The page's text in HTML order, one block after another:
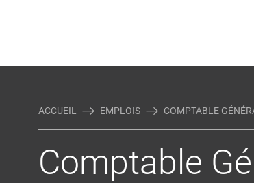
ACCUEIL EMPLOIS COMPTABLE
Comptable